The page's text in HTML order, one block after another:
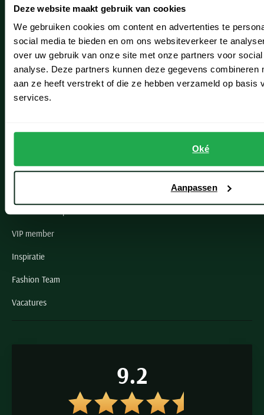
Deze website maakt gebruik van cookies
We gebruiken cookies om content en advertenties te
social media te bieden en om ons websiteverkeer te
over uw gebruik van onze site met onze partners voor
analyse. Deze partners kunnen deze gegevens combineren
aan ze heeft verstrekt of die ze hebben verzameld op basis
services.
Oké
Aanpassen
Hillegom
Leiderdorp
Lisse
Noordwijk
Schulte Herenmode
VIP member
Inspiratie
Fashion Team
Vacatures
9.2